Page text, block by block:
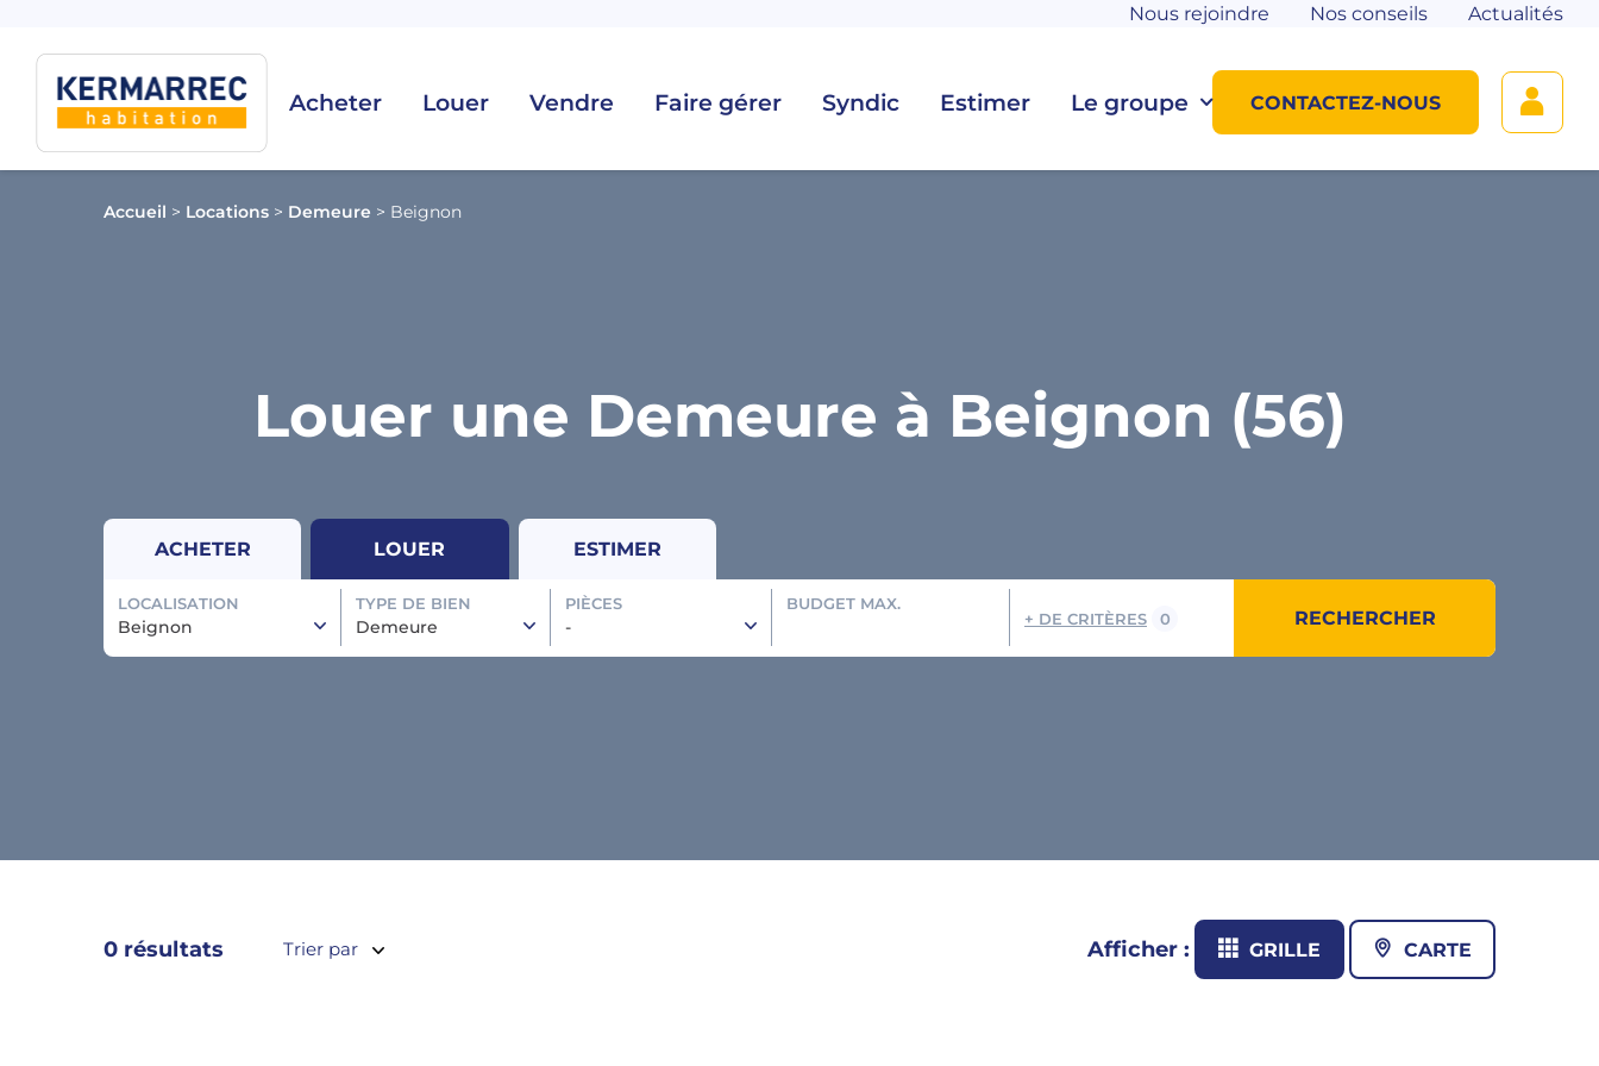
Acheter Louer Vendre Faire gérer Syndic Estimer Le groupe
Nous rejoindre Nos conseils Actualités
CONTACTEZ-NOUS
Accueil > Locations > Demeure > Beignon
Louer une Demeure à Beignon (56)
ACHETER LOUER ESTIMER
LOCALISATION
Beignon
TYPE DE BIEN
Demeure
PIÈCES
-
BUDGET MAX.
+ DE CRITÈRES 0 RECHERCHER
0 résultats Trier par Afficher : GRILLE CARTE